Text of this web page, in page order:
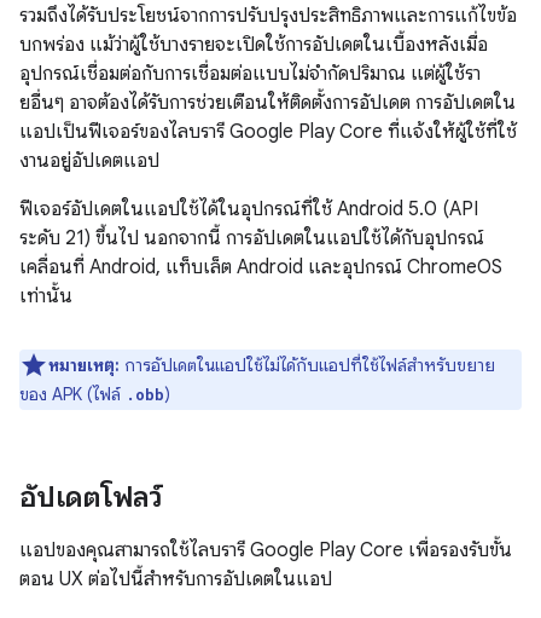
รวมถึงได้รับประโยชน์จากการปรับปรุงประสิทธิภาพและการแก้ไขข้อ
บกพร่อง แม้ว่าผู้ใช้บางรายจะเปิดใช้การอัปเดตในเบื้องหลังเมื่อ
อุปกรณ์เชื่อมต่อกับการเชื่อมต่อแบบไม่จำกัดปริมาณ แต่ผู้ใช้รา
ยอื่นๆ อาจต้องได้รับการช่วยเตือนให้ติดตั้งการอัปเดต การอัปเดตใน
แอปเป็นฟีเจอร์ของไลบรารี Google Play Core ที่แจ้งให้ผู้ใช้ที่ใช้
งานอยู่อัปเดตแอป
ฟีเจอร์อัปเดตในแอปใช้ได้ในอุปกรณ์ที่ใช้ Android 5.0 (API
ระดับ 21) ขึ้นไป นอกจากนี้ การอัปเดตในแอปใช้ได้กับอุปกรณ์
เคลื่อนที่ Android, แท็บเล็ต Android และอุปกรณ์ ChromeOS
เท่านั้น
หมายเหตุ: การอัปเดตในแอปใช้ไม่ได้กับแอปที่ใช้ไฟล์สำหรับขยาย
ของ APK (ไฟล์ .obb)
อัปเดตโฟลว์
แอปของคุณสามารถใช้ไลบรารี Google Play Core เพื่อรองรับขั้น
ตอน UX ต่อไปนี้สำหรับการอัปเดตในแอป